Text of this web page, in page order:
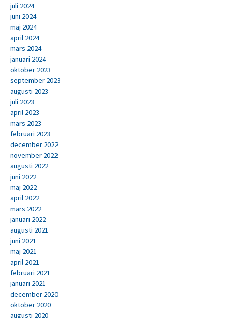
juli 2024
juni 2024
maj 2024
april 2024
mars 2024
januari 2024
oktober 2023
september 2023
augusti 2023
juli 2023
april 2023
mars 2023
februari 2023
december 2022
november 2022
augusti 2022
juni 2022
maj 2022
april 2022
mars 2022
januari 2022
augusti 2021
juni 2021
maj 2021
april 2021
februari 2021
januari 2021
december 2020
oktober 2020
augusti 2020